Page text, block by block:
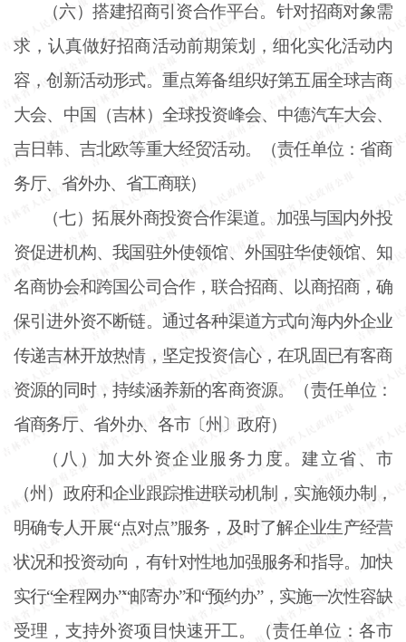
（六）搭建招商引资合作平台。针对招商对象需
求，认真做好招商活动前期策划，细化实化活动内
容，创新活动形式。重点筹备组织好第五届全球吉商
大会、中国（吉林）全球投资峰会、中德汽车大会、
吉日韩、吉北欧等重大经贸活动。（责任单位：省商
务厅、省外办、省工商联）
（七）拓展外商投资合作渠道。加强与国内外投
资促进机构、我国驻外使领馆、外国驻华使领馆、知
名商协会和跨国公司合作，联合招商、以商招商，确
保引进外资不断链。通过各种渠道方式向海内外企业
传递吉林开放热情，坚定投资信心，在巩固已有客商
资源的同时，持续涵养新的客商资源。（责任单位：
省商务厅、省外办、各市〔州〕政府）
（八）加大外资企业服务力度。建立省、市
（州）政府和企业跟踪推进联动机制，实施领办制，
明确专人开展“点对点”服务，及时了解企业生产经营
状况和投资动向，有针对性地加强服务和指导。加快
实行“全程网办”“邮寄办”和“预约办”，实施一次性容缺
受理，支持外资项目快速开工。（责任单位：各市